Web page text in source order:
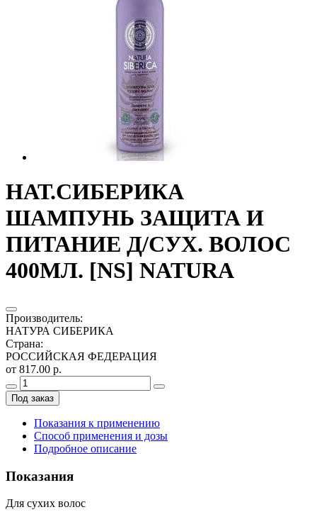
НАТ.СИБЕРИКА
ШАМПУНЬ ЗАЩИТА И
ПИТАНИЕ Д/СУХ. ВОЛОС
400МЛ. [NS] NATURA
Производитель:
НАТУРА СИБЕРИКА
Страна:
РОССИЙСКАЯ ФЕДЕРАЦИЯ
от 817.00 р.
Под заказ
Показания к применению
Способ применения и дозы
Подробное описание
Показания
Для сухих волос